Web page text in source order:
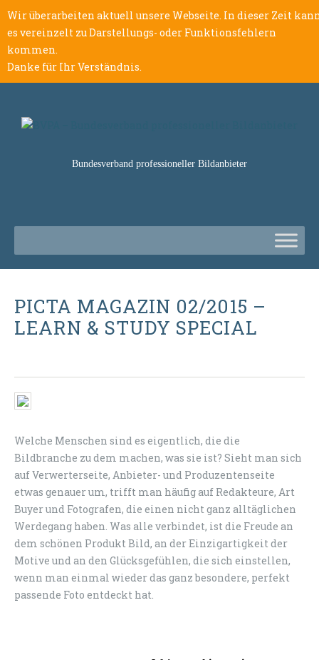
Wir überarbeiten aktuell unsere Webseite. In dieser Zeit
es vereinzelt zu Darstellungs- oder Funktionsfehlern
kommen.
Danke für Ihr Verständnis.
Bundesverband professioneller Bildanbieter
PICTA MAGAZIN 02/2015 –
LEARN & STUDY SPECIAL
Welche Menschen sind es eigentlich, die die
Bildbranche zu dem machen, was sie ist? Sieht man sich
auf Verwerterseite, Anbieter- und Produzentenseite
etwas genauer um, trifft man häufig auf Redakteure, Art
Buyer und Fotografen, die einen nicht ganz alltäglichen
Werdegang haben. Was alle verbindet, ist die Freude an
dem schönen Produkt Bild, an der Einzigartigkeit der
Motive und an den Glücksgefühlen, die sich einstellen,
wenn man einmal wieder das ganz besondere, perfekt
passende Foto entdeckt hat.